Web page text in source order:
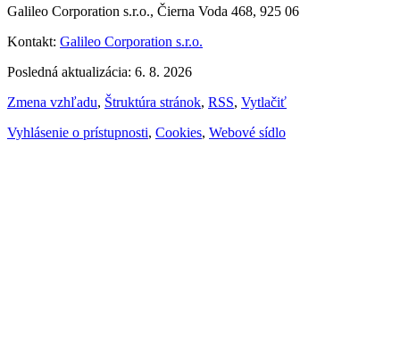
Galileo Corporation s.r.o., Čierna Voda 468, 925 06
Kontakt: Galileo Corporation s.r.o.
Posledná aktualizácia: 6. 8. 2026
Zmena vzhľadu, Štruktúra stránok, RSS, Vytlačiť
Vyhlásenie o prístupnosti, Cookies, Webové sídlo